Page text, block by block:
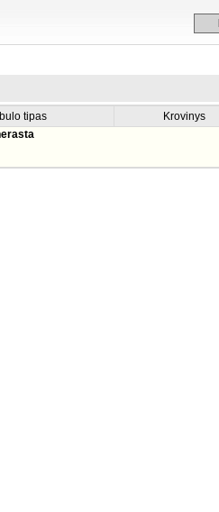
tipas Krovinys